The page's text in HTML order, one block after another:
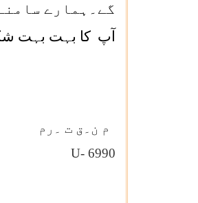
گے۔ہمارے
آپ کا بہت بہت
م ن۔ق ت ۔رم
U- 6990